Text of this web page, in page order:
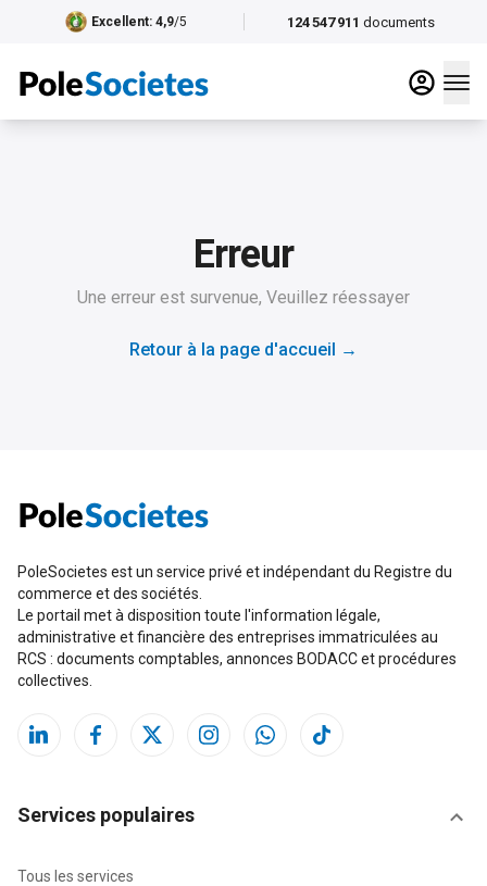
124 547 911 documents
Excellent: 4,9/5
Erreur
Une erreur est survenue, Veuillez réessayer
Retour à la page d'accueil →
PoleSocietes est un service privé et indépendant du Registre du
commerce et des sociétés.
Le portail met à disposition toute l'information légale,
administrative et financière des entreprises immatriculées au
RCS : documents comptables, annonces BODACC et procédures
collectives.
Services populaires
Tous les services